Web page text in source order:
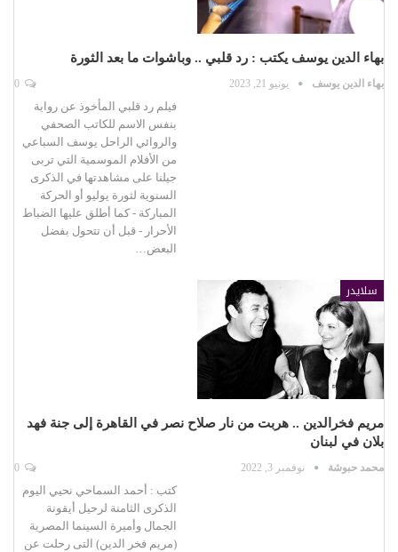
بهاء الدين يوسف يكتب : رد قلبي .. وباشوات ما بعد الثورة
بهاء الدين يوسف يونيو 21, 2023
فيلم رد قلبي المأخوذ عن رواية
بنفس الاسم للكاتب الصحفي
والروائي الراحل يوسف السباعي
من الأفلام الموسمية التي تربى
جيلنا على مشاهدتها في الذكرى
السنوية لثورة يوليو أو الحركة
المباركة - كما أطلق عليها الضباط
الأحرار - قبل أن تتحول بفضل
البعض…
سلايدر
مريم فخرالدين .. هربت من نار صلاح نصر في القاهرة إلى جنة فهد
بلان في لبنان
محمد حبوشة نوفمبر 3, 2022
كتب : أحمد السماحي نحيي اليوم
الذكرى الثامنة لرحيل أيقونة
الجمال وأميرة السينما المصرية
(مريم فخر الدين) التى رحلت عن